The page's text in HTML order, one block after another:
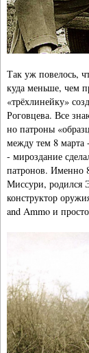
Так уж повелось,
куда меньше, чем
«трёхлинейку»
Роговцева. Все
но патроны
между тем 8 марта
- мироздание
патронов. Именно
Миссури, родился
конструктор
and Ammo и